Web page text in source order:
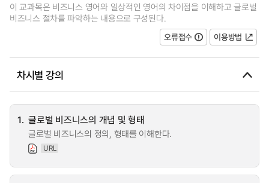
이 교과목은 비즈니스 영어와 일상적인 영어의 차이점을 이해하고 글로벌
비즈니스 절차를 파악하는 내용으로 구성된다.
오류접수
이용방법
차시별 강의
1. 글로벌 비즈니스의 개념 및 형태
글로벌 비즈니스의 정의, 형태를 이해한다.
URL